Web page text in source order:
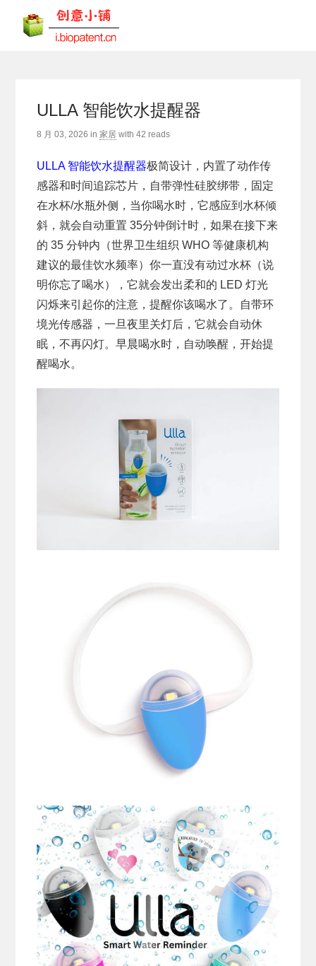
ULLA 智能饮水提醒器
8 月 03, 2026 in家居 with42 reads
ULLA 智能饮水提醒器极简设计，内置了动作传
感器和时间追踪芯片，自带弹性硅胶绑带，固定
在水杯/水瓶外侧，当你喝水时，它感应到水杯倾
斜，就会自动重置 35分钟倒计时，如果在接下来
的 35 分钟内（世界卫生组织 WHO 等健康机构
建议的最佳饮水频率）你一直没有动过水杯（说
明你忘了喝水），它就会发出柔和的 LED 灯光
闪烁来引起你的注意，提醒你该喝水了。自带环
境光传感器，一旦夜里关灯后，它就会自动休
眠，不再闪灯。早晨喝水时，自动唤醒，开始提
醒喝水。